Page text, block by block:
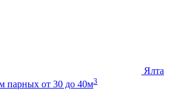
Ялта
парных от 30 до 40м3